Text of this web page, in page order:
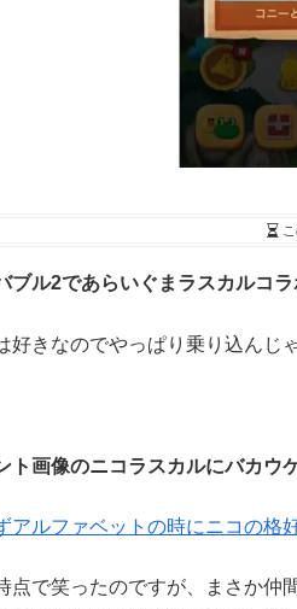
ブル2であらいぐまラスカルコ
好きなのでやっぱり乗り込んじ
ト画像のニコラスカルにバカウ
ルファベットの時にニコの格
点で笑ったのですが、まさか仲